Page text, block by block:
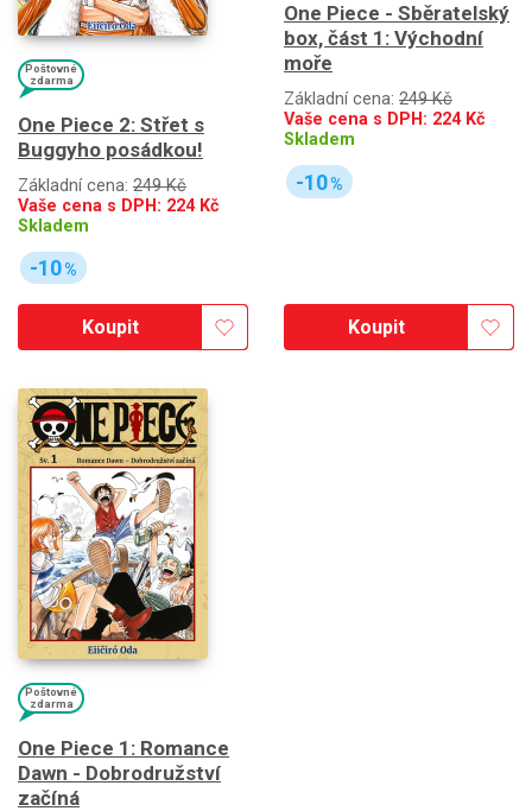
Poštovné
zdarma
One Piece 2: Střet s
Buggyho posádkou!
Základní cena: 249 Kč
Vaše cena s DPH: 224Kč
Skladem
-10%
Koupit
One Piece - Sběratelský
box, část 1: Východní
moře
Základní cena: 249 Kč
Vaše cena s DPH: 224Kč
Skladem
-10%
Koupit
Poštovné
zdarma
One Piece 1: Romance
Dawn - Dobrodružství
začíná